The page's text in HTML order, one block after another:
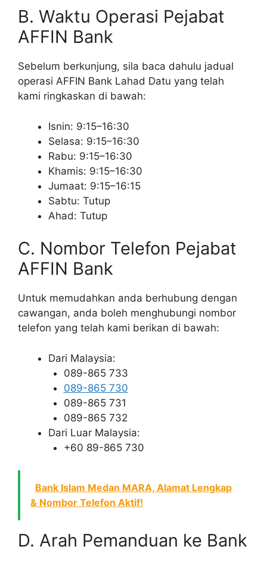
B. Waktu Operasi Pejabat
AFFIN Bank
Sebelum berkunjung, sila baca dahulu jadual
operasi AFFIN Bank Lahad Datu yang telah
kami ringkaskan di bawah:
Isnin: 9:15–16:30
Selasa: 9:15–16:30
Rabu: 9:15–16:30
Khamis: 9:15–16:30
Jumaat: 9:15–16:15
Sabtu: Tutup
Ahad: Tutup
C. Nombor Telefon Pejabat
AFFIN Bank
Untuk memudahkan anda berhubung dengan
cawangan, anda boleh menghubungi nombor
telefon yang telah kami berikan di bawah:
Dari Malaysia:
089-865 733
089-865 730
089-865 731
089-865 732
Dari Luar Malaysia:
+60 89-865 730
Bank Islam Medan MARA, Alamat Lengkap
& Nombor Telefon Aktif!
D. Arah Pemanduan ke Bank